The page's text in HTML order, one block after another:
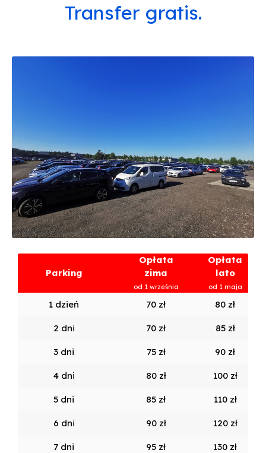
Transfer gratis.
Parking
Opłata
zima
od 1 września
Opłata
lato
od 1 maja
1 dzień 70 zł 80 zł
2 dni 70 zł 85 zł
3 dni 75 zł 90 zł
4 dni 80 zł 100 zł
5 dni 85 zł 110 zł
6 dni 90 zł 120 zł
7 dni 95 zł 130 zł